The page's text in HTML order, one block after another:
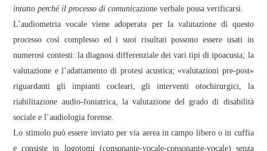
intatto perché il processo di comunicazione verbale possa verificarsi.
L’audiometria vocale viene adoperata per la valutazione di questo
processo così complesso ed i suoi risultati possono essere usati in
numerosi contesti: la diagnosi differenziale dei vari tipi di ipoacusia; la
valutazione e l’adattamento di protesi acustica; «valutazioni pre-post»
riguardanti gli impianti cocleari, gli interventi otochirurgici, la
riabilitazione audio-foniatrica, la valutazione del grado di disabilità
sociale e l’audiologia forense.
Lo stimolo può essere inviato per via aerea in campo libero o in cuffia
e consiste in logotomi (consonante-vocale-consonante-vocale) senza